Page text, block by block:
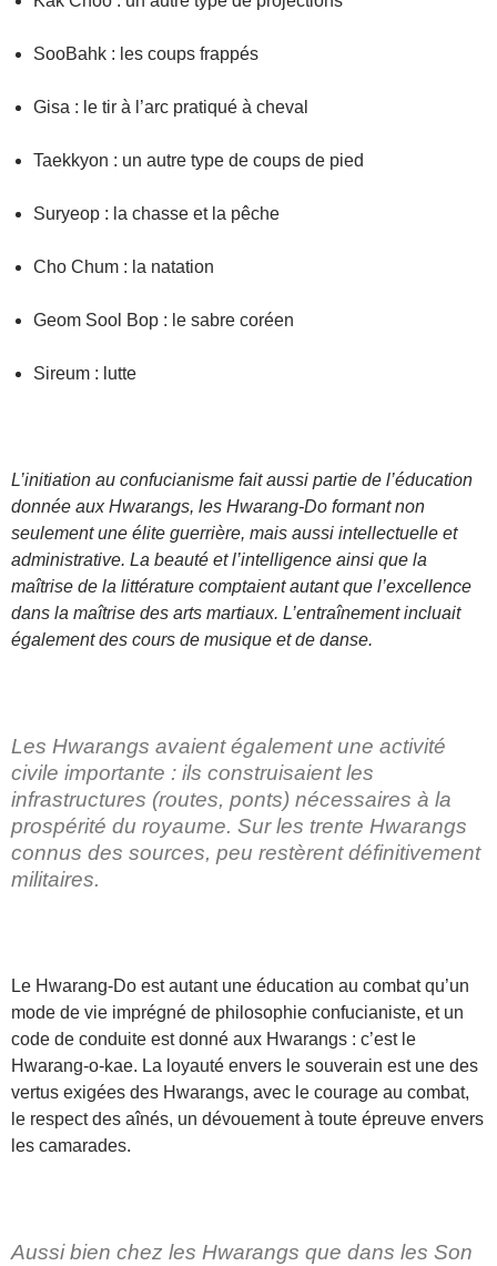
SooBahk : les coups frappés
Gisa : le tir à l’arc pratiqué à cheval
Taekkyon : un autre type de coups de pied
Suryeop : la chasse et la pêche
Cho Chum : la natation
Geom Sool Bop : le sabre coréen
Sireum : lutte
L’initiation au confucianisme fait aussi partie de l’éducation
donnée aux Hwarangs, les Hwarang-Do formant non
seulement une élite guerrière, mais aussi intellectuelle et
administrative. La beauté et l’intelligence ainsi que la
maîtrise de la littérature comptaient autant que l’excellence
dans la maîtrise des arts martiaux. L’entraînement incluait
également des cours de musique et de danse.
Les Hwarangs avaient également une activité
civile importante : ils construisaient les
infrastructures (routes, ponts) nécessaires à la
prospérité du royaume. Sur les trente Hwarangs
connus des sources, peu restèrent définitivement
militaires.
Le Hwarang-Do est autant une éducation au combat qu’un
mode de vie imprégné de philosophie confucianiste, et un
code de conduite est donné aux Hwarangs : c’est le
Hwarang-o-kae. La loyauté envers le souverain est une des
vertus exigées des Hwarangs, avec le courage au combat,
le respect des aînés, un dévouement à toute épreuve envers
les camarades.
Aussi bien chez les Hwarangs que dans les Son